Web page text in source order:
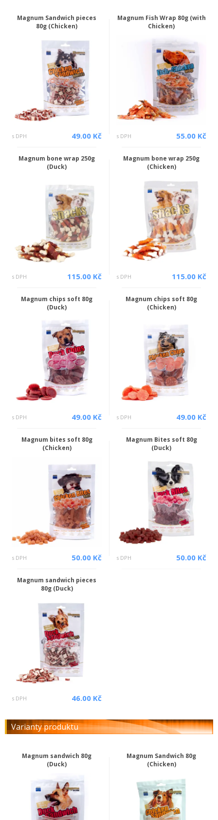
Magnum Sandwich pieces
80g (Chicken)
s DPH 49.00 Kč
Magnum Fish Wrap 80g (with
Chicken)
s DPH 55.00 Kč
Magnum bone wrap 250g
(Duck)
s DPH 115.00 Kč
Magnum bone wrap 250g
(Chicken)
s DPH 115.00 Kč
Magnum chips soft 80g
(Duck)
s DPH 49.00 Kč
Magnum chips soft 80g
(Chicken)
s DPH 49.00 Kč
Magnum bites soft 80g
(Chicken)
s DPH 50.00 Kč
Magnum Bites soft 80g
(Duck)
s DPH 50.00 Kč
Magnum sandwich pieces
80g (Duck)
s DPH 46.00 Kč
Varianty produktu
Magnum sandwich 80g
(Duck)
Magnum Sandwich 80g
(Chicken)